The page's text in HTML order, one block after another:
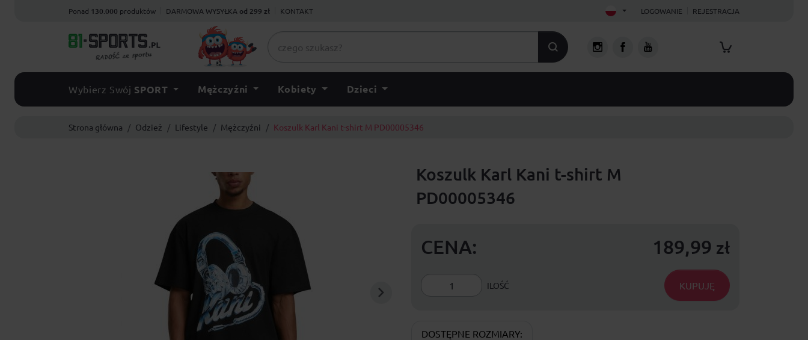
Ponad 130.000 produktów DARMOWA WYSYŁKA od 299 zł KONTAKT LOGOWANIE REJESTRACJA
Wybierz Swój SPORT Mężczyźni Kobiety Dzieci
Strona główna Odzież Lifestyle Mężczyźni Koszulk Karl Kani t-shirt M PD00005346
Koszulk Karl Kani t-shirt M
PD00005346
CENA: 189,99 zł
ILOŚĆ KUPUJĘ
DOSTĘPNE ROZMIARY: